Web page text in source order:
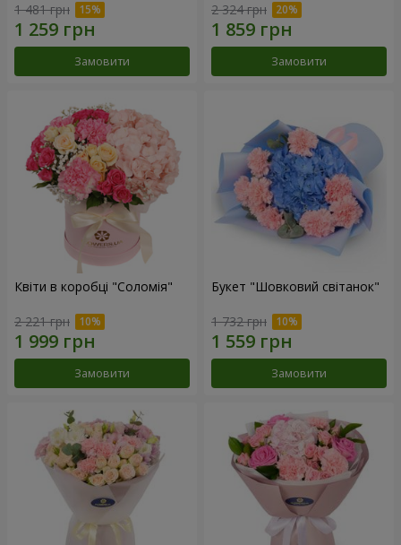
1 481 грн
Замовити
2 324 грн
Замовити
Квіти в коробці "Соломія"
2 221 грн
Замовити
Букет "Шовковий світанок"
1 732 грн
Замовити